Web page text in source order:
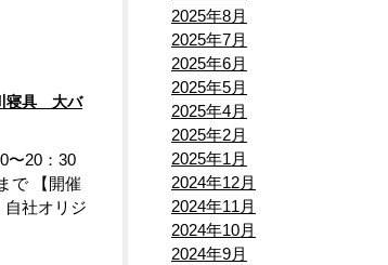
寝具 大バ
〜20：30
で 【開催
自社オリジ
2025年8月
2025年7月
2025年6月
2025年5月
2025年4月
2025年2月
2025年1月
2024年12月
2024年11月
2024年10月
2024年9月